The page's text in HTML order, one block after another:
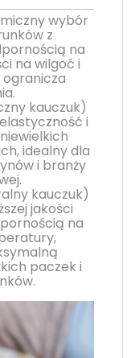
wybór
z
na
na wilgoć i
kauczuk)
i
idealny dla
i branży
kauczuk)
jakości
na
paczek i